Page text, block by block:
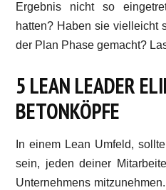
Ergebnis nicht so
hatten? Haben sie vielleicht
der Plan Phase gemacht?
5 LEAN LEADER
BETONKÖPFE
In einem Lean Umfeld,
sein, jeden deiner
Unternehmens